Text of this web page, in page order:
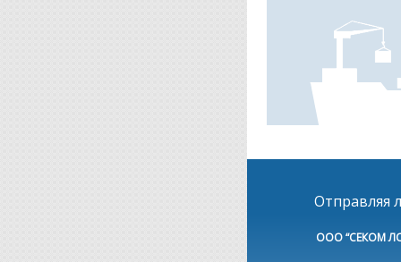
Отправляя
ООО “СЕКОМ